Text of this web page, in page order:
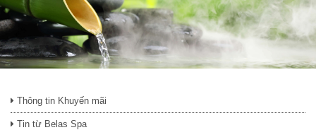
Thông tin Khuyến mãi
Tin từ Belas Spa